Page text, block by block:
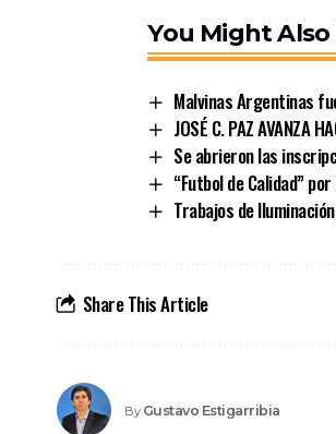
You Might Also
Malvinas Argentinas
JOSÉ C. PAZ AVANZA
Se abrieron las
“Futbol de Calidad”
Trabajos de
Share This Article
By Gustavo Estigarribia